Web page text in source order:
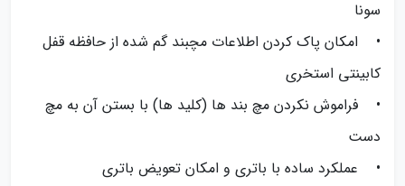
سونا
• امکان پاک کردن اطلاعات مچبند گم شده از حافظه قفل
کابینتی استخری
• فراموش نکردن مچ بند ها (کلید ها) با بستن آن به مچ
دست
• عملکرد ساده با باتری و امکان تعویض باتری